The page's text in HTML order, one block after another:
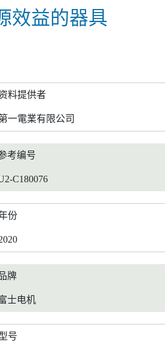
效益的器具
料提供者
一電業有限公司
考编号
C180076
份
牌
士电机
号